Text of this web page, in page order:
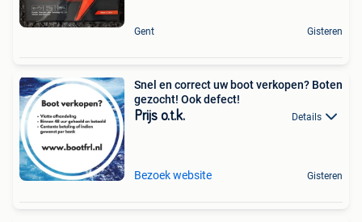
Gent Gisteren
Snel en correct uw boot verkopen? Boten
gezocht! Ook defect!
Prijs o.t.k. Details
Bezoek website Gisteren